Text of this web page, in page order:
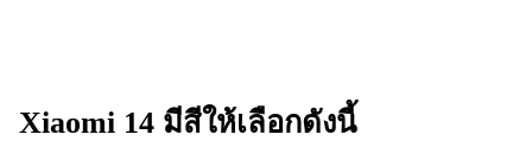
Xiaomi 14 มีสีให้เลือกดังนี้